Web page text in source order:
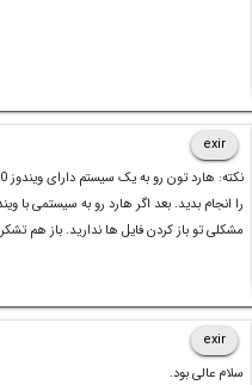
exir
مشکلی تو باز کردن فایل ها ندارید. باز هم تشکر
exir
سلام عالی بود.